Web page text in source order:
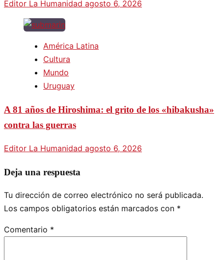
Editor La Humanidad agosto 6, 2026
América Latina
Cultura
Mundo
Uruguay
A 81 años de Hiroshima: el grito de los «hibakusha»
contra las guerras
Editor La Humanidad agosto 6, 2026
Deja una respuesta
Tu dirección de correo electrónico no será publicada.
Los campos obligatorios están marcados con *
Comentario *